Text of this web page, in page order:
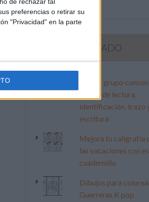
preferencias o retirar su
"Privacidad" en la parte
LO MÁS VISITADO
Primer grupo
Fichas de lectura,
identificación, trazo
escritura
Mejora tu caligrafía
las vacaciones con
cuadernillo
Dibujos para
Guerreras K pop